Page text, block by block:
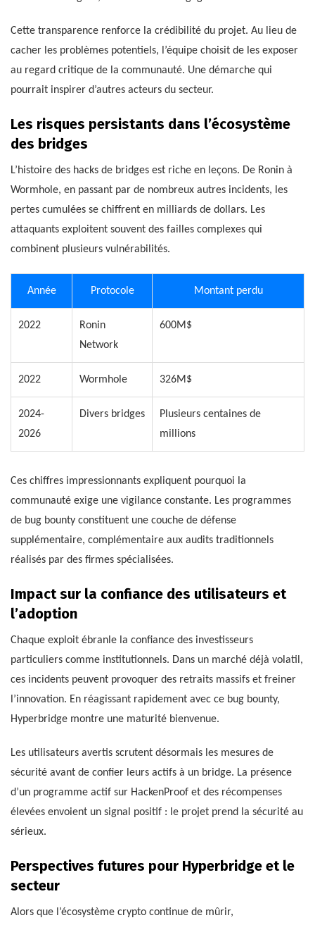
Cette transparence renforce la crédibilité du projet. Au lieu de
cacher les problèmes potentiels, l’équipe choisit de les exposer
au regard critique de la communauté. Une démarche qui
pourrait inspirer d’autres acteurs du secteur.
Les risques persistants dans l’écosystème
des bridges
L’histoire des hacks de bridges est riche en leçons. De Ronin à
Wormhole, en passant par de nombreux autres incidents, les
pertes cumulées se chiffrent en milliards de dollars. Les
attaquants exploitent souvent des failles complexes qui
combinent plusieurs vulnérabilités.
Année Protocole Montant perdu
2022
Ronin
Network
600M$
2022 Wormhole 326M$
2024-
2026
Divers bridges
Plusieurs centaines de
millions
Ces chiffres impressionnants expliquent pourquoi la
communauté exige une vigilance constante. Les programmes
de bug bounty constituent une couche de défense
supplémentaire, complémentaire aux audits traditionnels
réalisés par des firmes spécialisées.
Impact sur la confiance des utilisateurs et
l’adoption
Chaque exploit ébranle la confiance des investisseurs
particuliers comme institutionnels. Dans un marché déjà volatil,
ces incidents peuvent provoquer des retraits massifs et freiner
l’innovation. En réagissant rapidement avec ce bug bounty,
Hyperbridge montre une maturité bienvenue.
Les utilisateurs avertis scrutent désormais les mesures de
sécurité avant de confier leurs actifs à un bridge. La présence
d’un programme actif sur HackenProof et des récompenses
élevées envoient un signal positif : le projet prend la sécurité au
sérieux.
Perspectives futures pour Hyperbridge et le
secteur
Alors que l’écosystème crypto continue de mûrir,